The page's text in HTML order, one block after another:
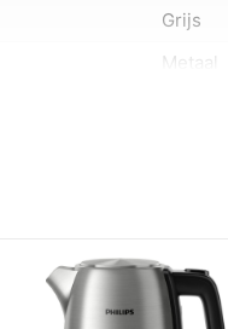
Grijs
Metaal